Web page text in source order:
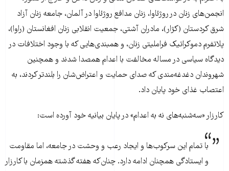
انجمن‌های زنان در روژئاوا، زنان مدافع روژئاوا در آلمان، جامعه زنان آزاد
شرق کردستان (کژار)، مادران آشتی، جمعیت انقلابی زنان افغانستان (راوا)،
پلاتفرم دموکراتیک فراملیتی زنان، و همبندی‌هایی که با وجود اختلافات در
دیدگاه سیاسی در مساله مخالفت با اعدام همصدا شدند و همچنین
شهروندان دغدغه‌مندی که صدای حمایت و اعتراض‌شان را بلندتر کردند، به
اعتصاب غذای خود پایان داد.
کارزار «سه‌شنبه‌های نه به اعدام» در پایان بیانیه خود آورده است:
با تمام این سرکوب‌ها و ایجاد رعب و وحشت در جامعه، اما مقاومت
و ایستادگی همچنان ادامه‌ دارد. چنان‌که هفته گذشته همزمان با کارزار